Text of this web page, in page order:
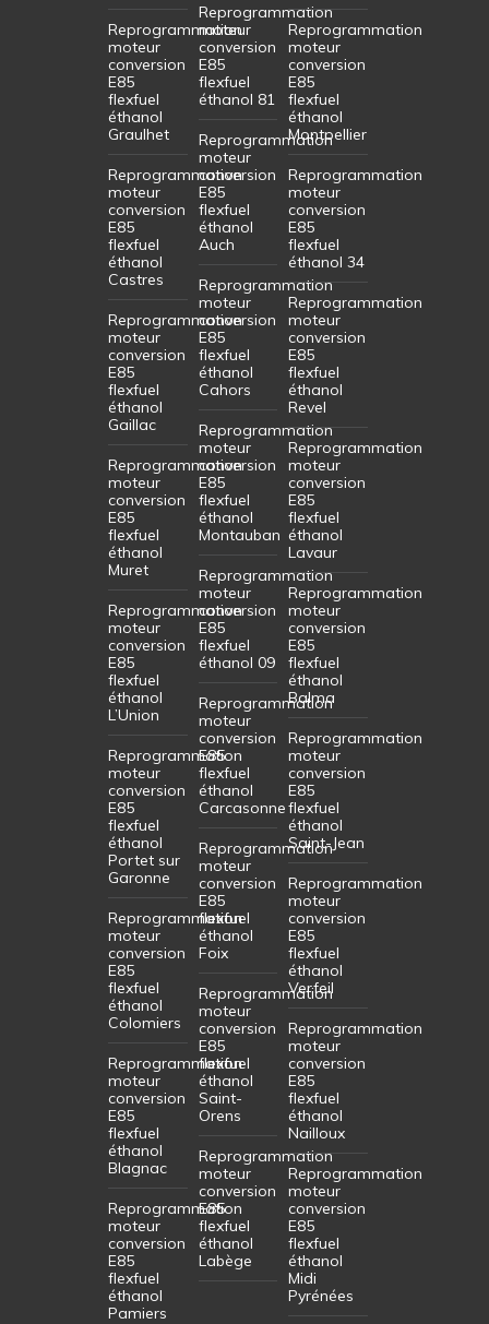
Reprogrammation
moteur
conversion
E85
flexfuel
éthanol
Graulhet
Reprogrammation
moteur
conversion
E85
flexfuel
éthanol
Castres
Reprogrammation
moteur
conversion
E85
flexfuel
éthanol
Gaillac
Reprogrammation
moteur
conversion
E85
flexfuel
éthanol
Muret
Reprogrammation
moteur
conversion
E85
flexfuel
éthanol
L’Union
Reprogrammation
moteur
conversion
E85
flexfuel
éthanol
Portet sur
Garonne
Reprogrammation
moteur
conversion
E85
flexfuel
éthanol
Colomiers
Reprogrammation
moteur
conversion
E85
flexfuel
éthanol
Blagnac
Reprogrammation
moteur
conversion
E85
flexfuel
éthanol
Pamiers
Reprogrammation
moteur
conversion
E85
flexfuel
éthanol 81
Reprogrammation
moteur
conversion
E85
flexfuel
éthanol
Auch
Reprogrammation
moteur
conversion
E85
flexfuel
éthanol
Cahors
Reprogrammation
moteur
conversion
E85
flexfuel
éthanol
Montauban
Reprogrammation
moteur
conversion
E85
flexfuel
éthanol 09
Reprogrammation
moteur
conversion
E85
flexfuel
éthanol
Carcasonne
Reprogrammation
moteur
conversion
E85
flexfuel
éthanol
Foix
Reprogrammation
moteur
conversion
E85
flexfuel
éthanol
Saint-
Orens
Reprogrammation
moteur
conversion
E85
flexfuel
éthanol
Labège
Reprogrammation
moteur
conversion
E85
flexfuel
éthanol
Montpellier
Reprogrammation
moteur
conversion
E85
flexfuel
éthanol 34
Reprogrammation
moteur
conversion
E85
flexfuel
éthanol
Revel
Reprogrammation
moteur
conversion
E85
flexfuel
éthanol
Lavaur
Reprogrammation
moteur
conversion
E85
flexfuel
éthanol
Balma
Reprogrammation
moteur
conversion
E85
flexfuel
éthanol
Saint-Jean
Reprogrammation
moteur
conversion
E85
flexfuel
éthanol
Verfeil
Reprogrammation
moteur
conversion
E85
flexfuel
éthanol
Nailloux
Reprogrammation
moteur
conversion
E85
flexfuel
éthanol
Midi
Pyrénées